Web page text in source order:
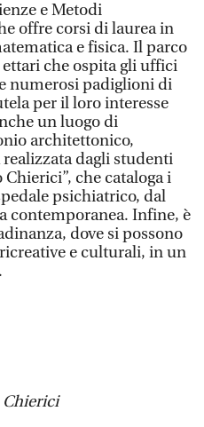
e Metodi
offre corsi di laurea in
e fisica. Il parco
ettari che ospita gli uffici
numerosi padiglioni di
per il loro interesse
un luogo di
architettonico,
dagli studenti
che cataloga i
psichiatrico, dal
contemporanea. Infine, è
dove si possono
e culturali, in un
Chierici